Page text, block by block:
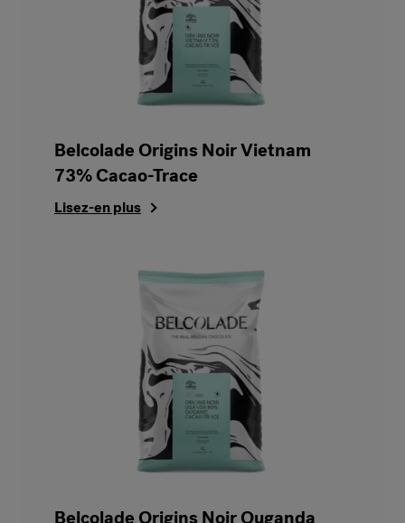
Belcolade Origins Noir Vietnam
73% Cacao-Trace
Lisez-en plus
Belcolade Origins Noir Ouganda